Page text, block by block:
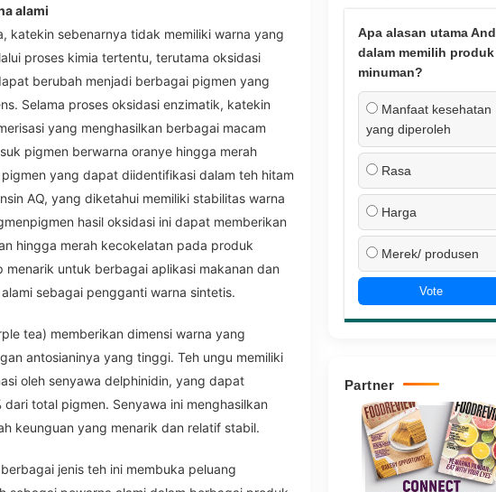
alami
katekin sebenarnya tidak memiliki warna yang
proses kimia tertentu, terutama oksidasi
berubah menjadi berbagai pigmen yang
Selama proses oksidasi enzimatik, katekin
yang menghasilkan berbagai macam
pigmen berwarna oranye hingga merah
yang dapat diidentifikasi dalam teh hitam
AQ, yang diketahui memiliki stabilitas warna
hasil oksidasi ini dapat memberikan
hingga merah kecokelatan pada produk
menarik untuk berbagai aplikasi makanan dan
sebagai pengganti warna sintetis.
tea) memberikan dimensi warna yang
antosianinya yang tinggi. Teh ungu memiliki
oleh senyawa delphinidin, yang dapat
dari total pigmen. Senyawa ini menghasilkan
keunguan yang menarik dan relatif stabil.
jenis teh ini membuka peluang
Apa alasan utama
dalam memilih produk
minuman?
Manfaat kesehatan
yang diperoleh
Rasa
Harga
Merek/ produsen
Vote
Partner